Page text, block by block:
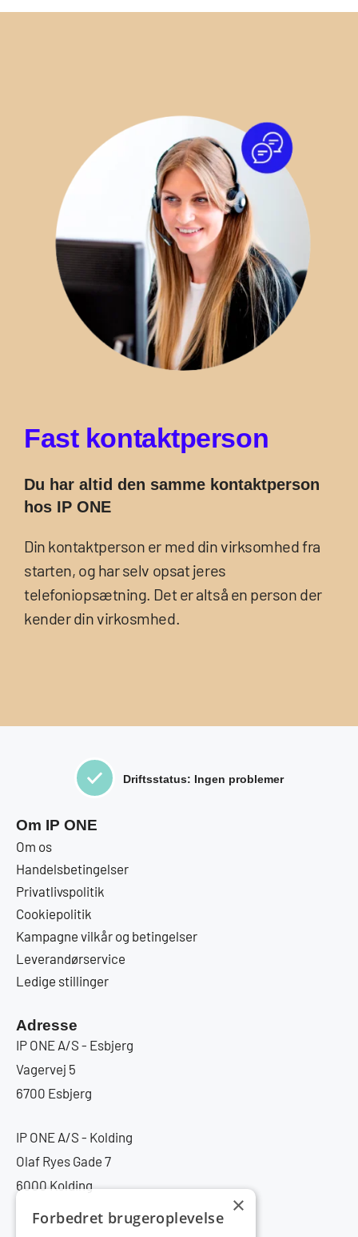
Fast kontaktperson
Du har altid den samme kontaktperson
hos IP ONE
Din kontaktperson er med din virksomhed fra
starten, og har selv opsat jeres
telefoniopsætning. Det er altså en person der
kender din virkosmhed.
Driftsstatus: Ingen problemer
Om IP ONE
Om os
Handelsbetingelser
Privatlivspolitik
Cookiepolitik
Kampagne vilkår og betingelser
Leverandørservice
Ledige stillinger
Adresse
IP ONE A/S - Esbjerg
Vagervej 5
6700 Esbjerg
IP ONE A/S - Kolding
Olaf Ryes Gade 7
6000 Kolding
×
Forbedret brugeroplevelse